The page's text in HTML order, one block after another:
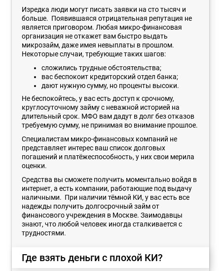
Изредка люди могут писать заявки на сто тысяч и
больше. Появившаяся отрицательная репутация не
является приговором. Любая микро-финансовая
организация не откажет вам быстро выдать
микрозайм, даже имея невыплаты в прошлом.
Некоторые случаи, требующие таких шагов:
сложились трудные обстоятельства;
вас беспокоит кредиторский отдел банка;
дают нужную сумму, но проценты высоки.
Не беспокойтесь, у вас есть доступ к срочному,
круглосуточному займу с неважной историей на
длительный срок. МФО вам дадут в долг без отказов
требуемую сумму, не принимая во внимание прошлое.
Специалистам микро-финансовых компаний не
представляет интерес ваш список долговых
погашений и платёжеспособность, у них свои мерила
оценки.
Средства вы сможете получить моментально войдя в
интернет, а есть компании, работающие под выдачу
наличными. При наличии тёмной КИ, у вас есть все
надежды получить долгосрочный займ от
финансового учреждения в Москве. Заимодавцы
знают, что любой человек иногда сталкивается с
трудностями.
Где взять деньги с плохой КИ?